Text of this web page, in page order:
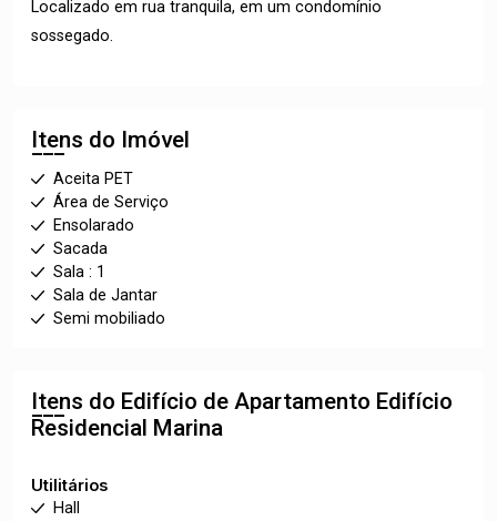
Localizado em rua tranquila, em um condomínio
sossegado.
Itens do Imóvel
Aceita PET
Área de Serviço
Ensolarado
Sacada
Sala : 1
Sala de Jantar
Semi mobiliado
Itens do Edifício de Apartamento Edifício
Residencial Marina
Utilitários
Hall